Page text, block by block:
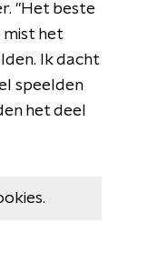
"Het beste
mist het
Ik dacht
speelden
het deel